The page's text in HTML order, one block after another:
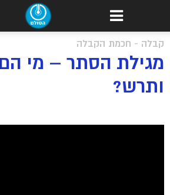
קבלה - חכמת הקבלה
מגילת הסתר – מי
ותרש?